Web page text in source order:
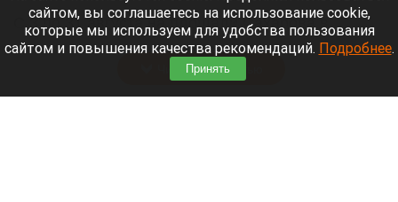
С 3 по 31 августа на площади Сахарова в
Барнауле будет работать ярмарка меда.
Читать полностью
сайтом, вы соглашаетесь на использование cookie,
которые мы используем для удобства пользования
сайтом и повышения качества рекомендаций. Подробнее.
Принять